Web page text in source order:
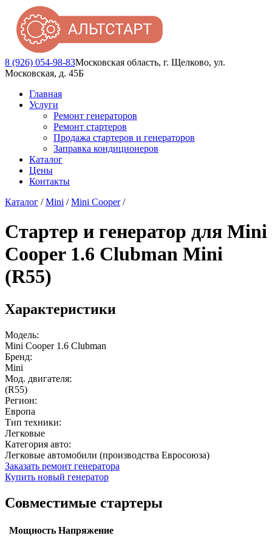
8 (926) 054-98-83Московская область, г. Щелково, ул.
Московская, д. 45Б
Главная
Услуги
Ремонт генераторов
Ремонт стартеров
Продажа стартеров и генераторов
Заправка кондиционеров
Каталог
Цены
Контакты
Каталог /Mini /Mini Cooper/
Стартер и генератор для Mini
Cooper 1.6 Clubman Mini
(R55)
Характеристики
Модель:
Mini Cooper 1.6 Clubman
Бренд:
Mini
Мод. двигателя:
(R55)
Регион:
Европа
Тип техники:
Легковые
Категория авто:
Легковые автомобили (производства Евросоюза)
Заказать ремонт генератора
Купить новый генератор
Совместимые стартеры
Мощность Напряжение